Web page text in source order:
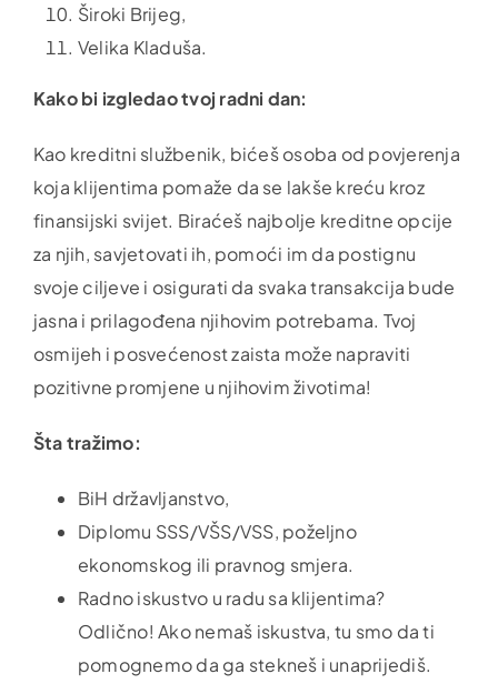
Široki Brijeg,
Velika Kladuša.
Kako bi izgledao tvoj radni dan:
Kao kreditni službenik, bićeš osoba od povjerenja
koja klijentima pomaže da se lakše kreću kroz
finansijski svijet. Biraćeš najbolje kreditne opcije
za njih, savjetovati ih, pomoći im da postignu
svoje ciljeve i osigurati da svaka transakcija bude
jasna i prilagođena njihovim potrebama. Tvoj
osmijeh i posvećenost zaista može napraviti
pozitivne promjene u njihovim životima!
Šta tražimo:
BiH državljanstvo,
Diplomu SSS/VŠS/VSS, poželjno
ekonomskog ili pravnog smjera.
Radno iskustvo u radu sa klijentima?
Odlično! Ako nemaš iskustva, tu smo da ti
pomognemo da ga stekneš i unaprijediš.